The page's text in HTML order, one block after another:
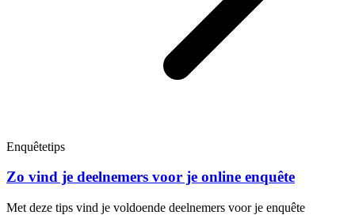
Enquêtetips
Zo vind je deelnemers voor je online enquête
Met deze tips vind je voldoende deelnemers voor je enquête